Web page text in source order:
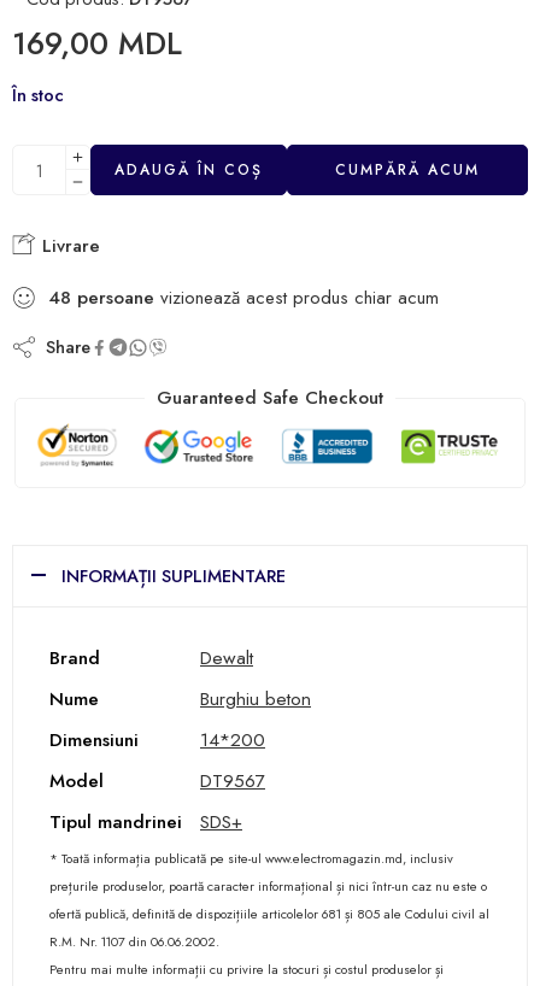
169,00 MDL
În stoc
ADAUGĂ ÎN COȘ CUMPĂRĂ ACUM
Livrare
48 persoane vizionează acest produs chiar acum
Share
Guaranteed Safe Checkout
INFORMAȚII SUPLIMENTARE
Brand
Dewalt
Nume
Burghiu beton
Dimensiuni
14*200
Model
DT9567
Tipul mandrinei
SDS+
* Toată informația publicată pe site-ul www.electromagazin.md, inclusiv
prețurile produselor, poartă caracter informațional și nici într-un caz nu este o
ofertă publică, definită de dispozițiile articolelor 681 și 805 ale Codului civil al
R.M. Nr. 1107 din 06.06.2002.
Pentru mai multe informații cu privire la stocuri și costul produselor și